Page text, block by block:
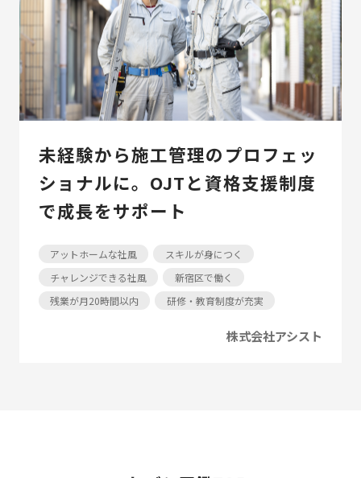
未経験から施工管理のプロフェッ
ショナルに。OJTと資格支援制度
で成長をサポート
アットホームな社風
スキルが身につく
チャレンジできる社風
新宿区で働く
残業が月20時間以内
研修・教育制度が充実
株式会社アシスト